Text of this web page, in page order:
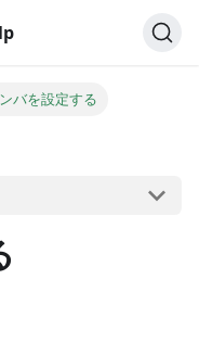
バを設定する